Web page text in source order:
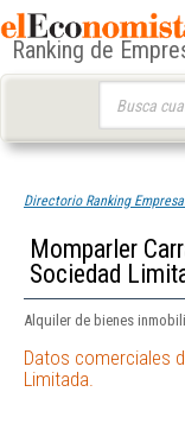
Ranking de
Directorio Ranking
Momparler
Sociedad
Alquiler de bienes
Datos comerciales
Limitada.